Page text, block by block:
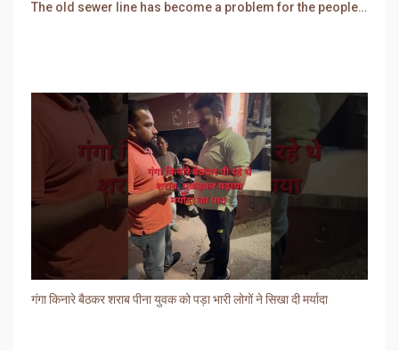
The old sewer line has become a problem for the people. Sewer water is entering people's houses.
गंगा किनारे बैठकर शराब पीना युवक को पड़ा भारी लोगों ने सिखा दी मर्यादा